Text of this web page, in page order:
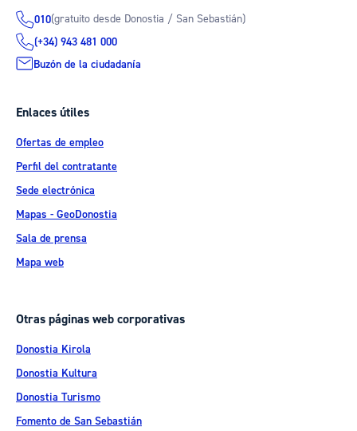
010(gratuito desde Donostia / San Sebastián)
(+34) 943 481 000
Buzón de la ciudadanía
Enlaces útiles
Ofertas de empleo
Perfil del contratante
Sede electrónica
Mapas - GeoDonostia
Sala de prensa
Mapa web
Otras páginas web corporativas
Donostia Kirola
Donostia Kultura
Donostia Turismo
Fomento de San Sebastián